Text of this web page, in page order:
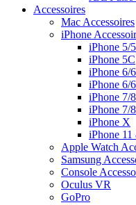
Accessoires
Mac Accessoires
iPhone
iPhone 5/
iPhone 5C
iPhone 6/
iPhone 6/
iPhone 7/8
iPhone 7/
iPhone X
iPhone
Apple Watch
Samsung
Console
Oculus VR
GoPro